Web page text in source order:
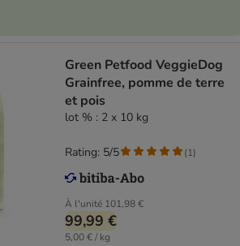
Green Petfood VeggieDog
Grainfree, pomme de terre
et pois
lot % : 2 x 10 kg
À l'unité 101,98 €
99,99 €
5,00 € / kg
Rating: 5/5 (1)